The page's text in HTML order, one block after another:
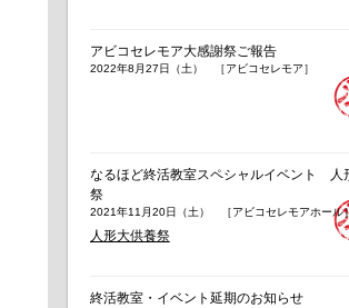
アビコセレモア大感謝祭ご報告
2022年8月27日（土） ［アビコセレモア］
なるほど終活教室スペシャルイベント 人
祭
2021年11月20日（土） ［アビコセレモアホール
人形大供養祭
終活教室・イベント延期のお知らせ